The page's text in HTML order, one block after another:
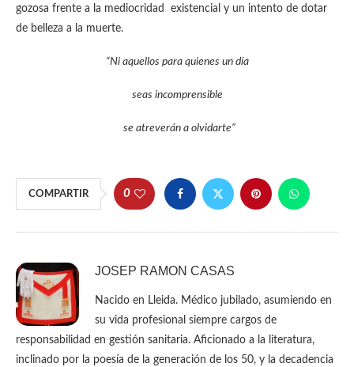
gozosa frente a la mediocridad existencial y un intento de dotar
de belleza a la muerte.
“Ni aquellos para quienes un día
seas incomprensible
se atreverán a olvidarte”
COMPARTIR 0
JOSEP RAMON CASAS
Nacido en Lleida. Médico jubilado, asumiendo en
su vida profesional siempre cargos de
responsabilidad en gestión sanitaria. Aficionado a la literatura,
inclinado por la poesía de la generación de los 50, y la decadencia